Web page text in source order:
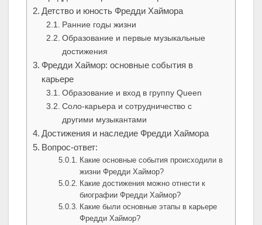
Детство и юность Фредди Хаймора
Ранние годы жизни
Образование и первые музыкальные
достижения
Фредди Хаймор: основные события в
карьере
Образование и вход в группу Queen
Соло-карьера и сотрудничество с
другими музыкантами
Достижения и наследие Фредди Хаймора
Вопрос-ответ:
Какие основные события происходили в
жизни Фредди Хаймор?
Какие достижения можно отнести к
биографии Фредди Хаймор?
Какие были основные этапы в карьере
Фредди Хаймор?